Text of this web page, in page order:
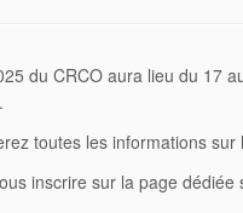
du CRCO aura lieu du 17
toutes les informations sur
inscrire sur la page